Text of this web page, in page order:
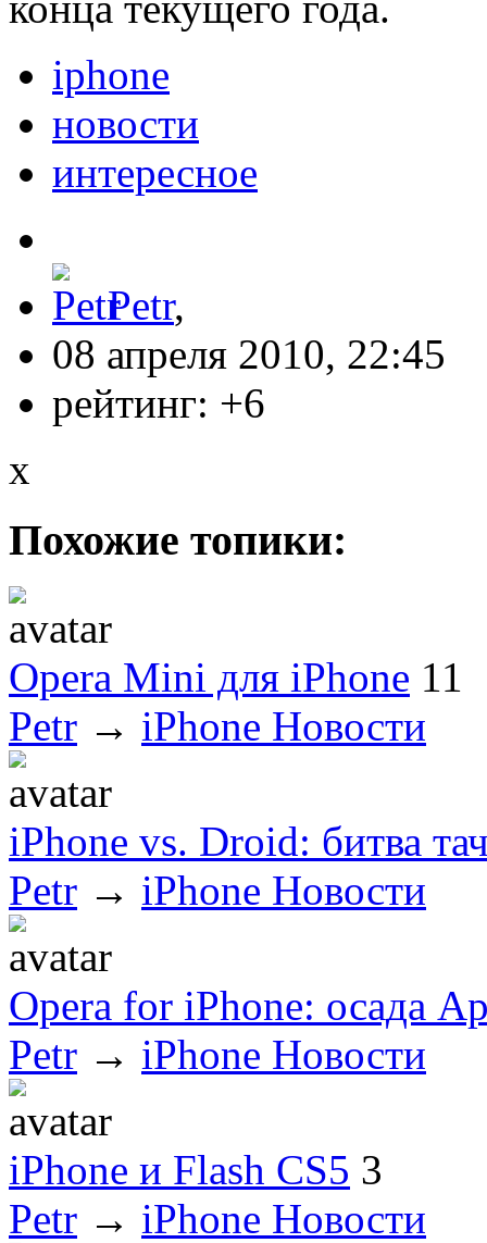
iphone
новости
интересное
Petr,
08 апреля 2010, 22:45
рейтинг: +6
x
Похожие топики:
Opera Mini для iPhone 11
Petr → iPhone Новости
iPhone vs. Droid: битва
Petr → iPhone Новости
Opera for iPhone: осада
Petr → iPhone Новости
iPhone и Flash CS5 3
Petr → iPhone Новости